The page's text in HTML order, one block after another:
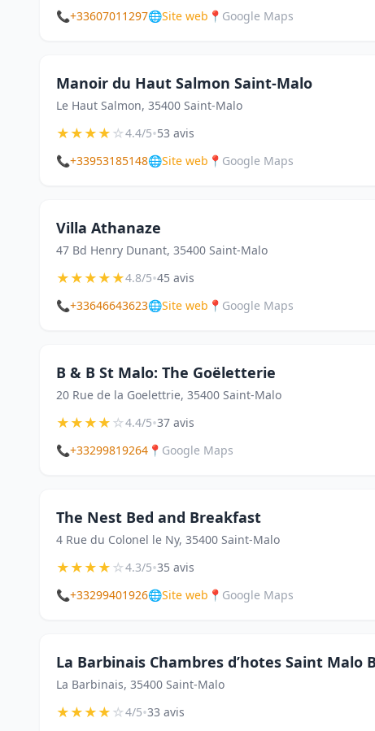
📞+33607011297🌐Site web 📍 Google Maps
Manoir du Haut Salmon Saint-Malo
Le Haut Salmon, 35400 Saint-Malo
★★★★☆4.4/5•53 avis
📞+33953185148🌐Site web 📍 Google Maps
Villa Athanaze
47 Bd Henry Dunant, 35400 Saint-Malo
★★★★★4.8/5•45 avis
📞+33646643623🌐Site web 📍 Google Maps
B & B St Malo: The Goëletterie
20 Rue de la Goelettrie, 35400 Saint-Malo
★★★★☆4.4/5•37 avis
📞+33299819264 📍 Google Maps
The Nest Bed and Breakfast
4 Rue du Colonel le Ny, 35400 Saint-Malo
★★★★☆4.3/5•35 avis
📞+33299401926🌐Site web 📍 Google Maps
La Barbinais Chambres d’hotes Saint Malo
La Barbinais, 35400 Saint-Malo
★★★★☆4/5•33 avis